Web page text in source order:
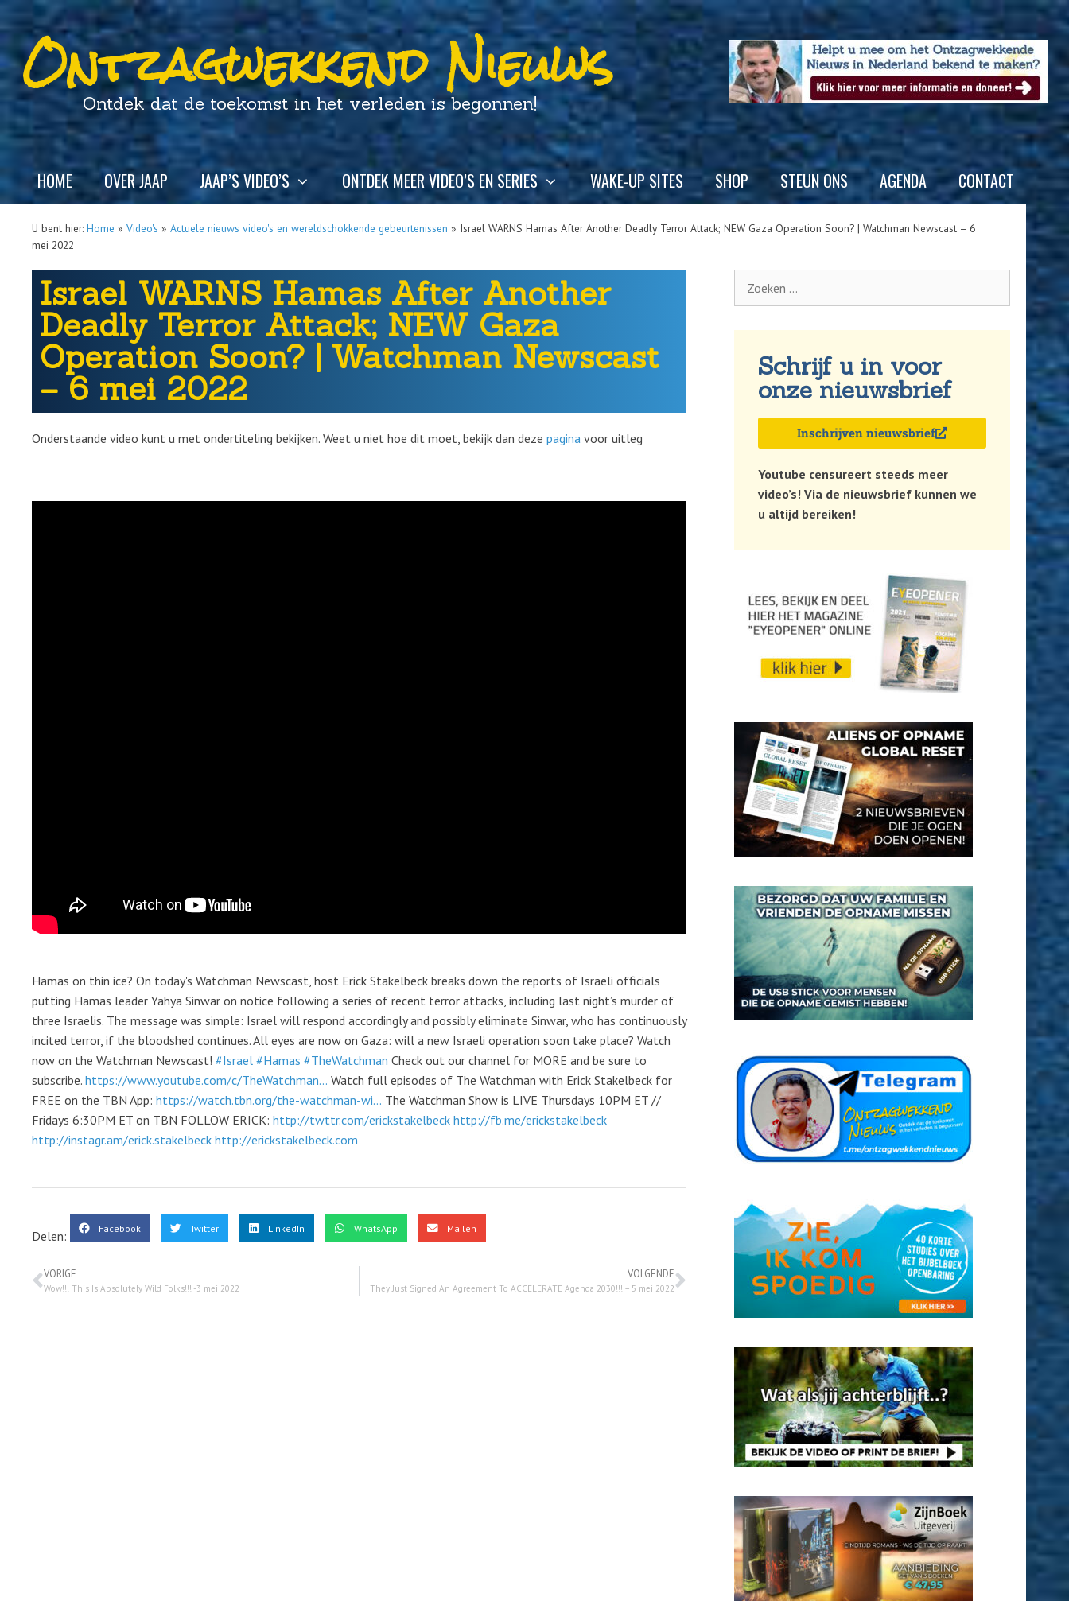
Ontzagwekkend Nieuws
Ontdek dat de toekomst in het verleden is begonnen!
HOME OVER JAAP JAAP’S VIDEO’S ONTDEK MEER VIDEO’S EN SERIES WAKE-UP SITES SHOP STEUN ONS AGENDA CONTACT
U bent hier: Home » Video's » Actuele nieuws video's en wereldschokkende gebeurtenissen » Israel WARNS Hamas After Another Deadly Terror Attack; NEW Gaza Operation Soon? | Watchman Newscast – 6
mei 2022
Israel WARNS Hamas After Another
Deadly Terror Attack; NEW Gaza
Operation Soon? | Watchman Newscast
– 6 mei 2022
Onderstaande video kunt u met ondertiteling bekijken. Weet u niet hoe dit moet, bekijk dan deze pagina voor uitleg
Hamas on thin ice? On today's Watchman Newscast, host Erick Stakelbeck breaks down the reports of Israeli officials
putting Hamas leader Yahya Sinwar on notice following a series of recent terror attacks, including last night’s murder of
three Israelis. The message was simple: Israel will respond accordingly and possibly eliminate Sinwar, who has continuously
incited terror, if the bloodshed continues. All eyes are now on Gaza: will a new Israeli operation soon take place? Watch
now on the Watchman Newscast! #Israel #Hamas #TheWatchman Check out our channel for MORE and be sure to
subscribe. https://www.youtube.com/c/TheWatchman... Watch full episodes of The Watchman with Erick Stakelbeck for
FREE on the TBN App: https://watch.tbn.org/the-watchman-wi... The Watchman Show is LIVE Thursdays 10PM ET //
Fridays 6:30PM ET on TBN FOLLOW ERICK: http://twttr.com/erickstakelbeck http://fb.me/erickstakelbeck
http://instagr.am/erick.stakelbeck http://erickstakelbeck.com
Delen: Facebook Twitter LinkedIn WhatsApp Mailen
VORIGE
Wow!!! This Is Absolutely Wild Folks!!! -3 mei 2022
VOLGENDE
They Just Signed An Agreement To ACCELERATE Agenda 2030!!! – 5 mei 2022
Schrijf u in voor
onze nieuwsbrief
Inschrijven nieuwsbrief
Youtube censureert steeds meer
video’s! Via de nieuwsbrief kunnen we
u altijd bereiken!